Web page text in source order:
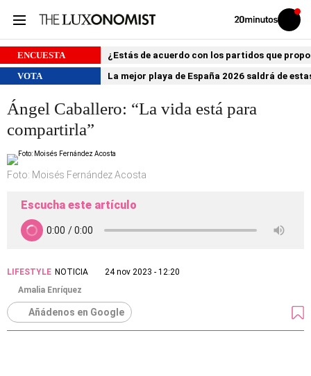
Volver
Iniciar
sesión
ENCUESTA
¿Estás de acuerdo con los partidos que
VOTA
La mejor playa de España 2026 saldrá de
Ángel Caballero: “La vida está para
compartirla”
Foto: Moisés Fernández Acosta
Escucha este artículo
LIFESTYLE NOTICIA
24 nov 2023 - 12:20
Amalia Enríquez
Añádenos en Google